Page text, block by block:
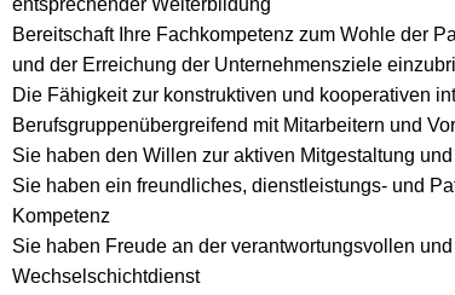
entsprechender Weiterbildung
Bereitschaft Ihre Fachkompetenz zum Wohle der
und der Erreichung der Unternehmensziele
Die Fähigkeit zur konstruktiven und kooperativen
Berufsgruppenübergreifend mit Mitarbeitern und
Sie haben den Willen zur aktiven Mitgestaltung
Sie haben ein freundliches, dienstleistungs- und
Kompetenz
Sie haben Freude an der verantwortungsvollen
Wechselschichtdienst